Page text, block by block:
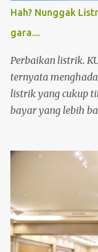
Mandirancan
ditangani oleh
warga tersadarkan,
kesehatan. (agus)
Hah? Nunggak
gara....
Perbaikan listrik.
ternyata
listrik yang cukup
bayar yang lebih
jumlah total
dengan
pelanggan pasca
sedangkan
menunjukkan
menggunakan